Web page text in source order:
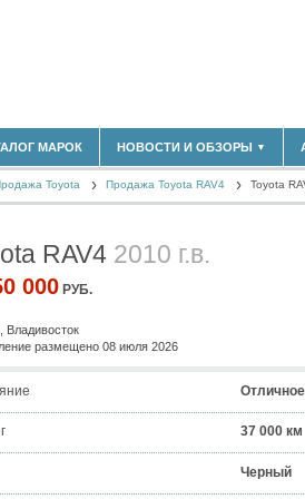
(14304)
МАРОК НОВОСТИ И ОБЗОРЫ ▼
НОВОСТИ РЫНКА
МАТЕРИАЛЫ ПАРТНЕРОВ
Toyota Продажа Toyota RAV4 Toyota
RAV4 2010 г.в.
000 РУБ.
Владивосток
размещено 08 июля 2026
Отличное
37 000 км
Черный